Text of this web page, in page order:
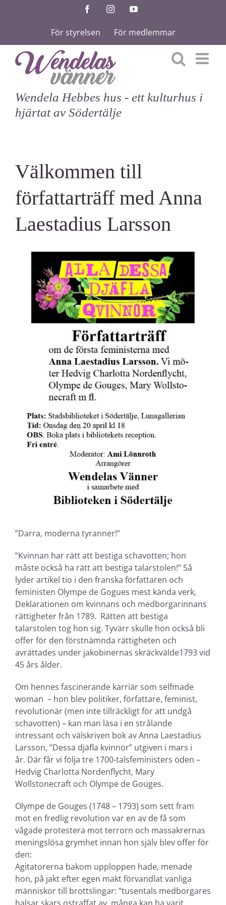
FacebookInstagramYouTube
För styrelsen För medlemmar
Wendela Hebbes hus - ett kulturhus i
hjärtat av Södertälje
Välkommen till
författarträff med Anna
Laestadius Larsson
”Darra, moderna tyranner!”
”Kvinnan har rätt att bestiga schavotten; hon
måste också ha rätt att bestiga talarstolen!” Så
lyder artikel tio i den franska författaren och
feministen Olympe de Gogues mest kända verk,
Deklarationen om kvinnans och medborgarinnans
rättigheter från 1789. Rätten att bestiga
talarstolen tog hon sig. Tyvärr skulle hon också bli
offer för den förstnämnda rättigheten och
avrättades under jakobinernas skräckvälde1793 vid
45 års ålder.
Om hennes fascinerande karriär som selfmade
woman – hon blev politiker, författare, feminist,
revolutionär (men inte tillräckligt för att undgå
schavotten) – kan man läsa i en strålande
intressant och välskriven bok av Anna Laestadius
Larsson, ”Dessa djäfla kvinnor” utgiven i mars i
år. Där får vi följa tre 1700-talsfeministers öden –
Hedvig Charlotta Nordenflycht, Mary
Wollstonecraft och Olympe de Gouges.
Olympe de Gouges (1748 – 1793) som sett fram
mot en fredlig revolution var en av de få som
vågade protestera mot terrorn och massakrernas
meningslösa grymhet innan hon själv blev offer för
den:
Agitatorerna bakom upploppen hade, menade
hon, på jakt efter egen makt förvandlat vanliga
människor till brottslingar: ”tusentals medborgares